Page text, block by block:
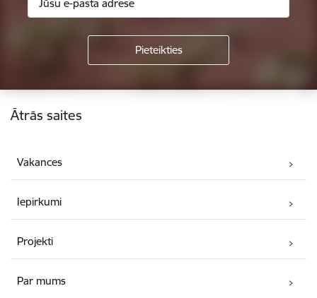
Kājene
Ātrās saites
Vakances
Iepirkumi
Projekti
Par mums